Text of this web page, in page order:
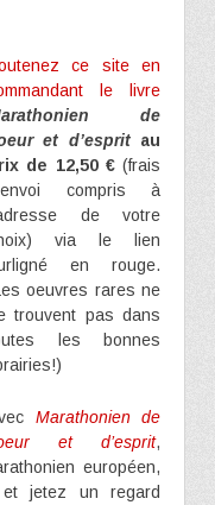
ce site en
le livre
de
et d’espritau
de 12,50 €(frais
compris à
de votre
via le lien
en rouge.
oeuvres rares ne
trouvent pas dans
les bonnes
Marathonien de
et d’esprit,
européen,
et jetez un regard